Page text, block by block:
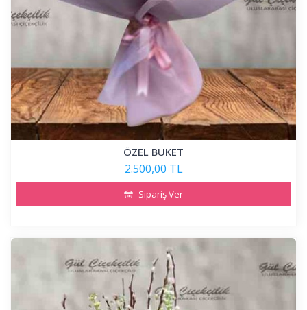
ÖZEL BUKET
2.500,00 TL
Sipariş Ver